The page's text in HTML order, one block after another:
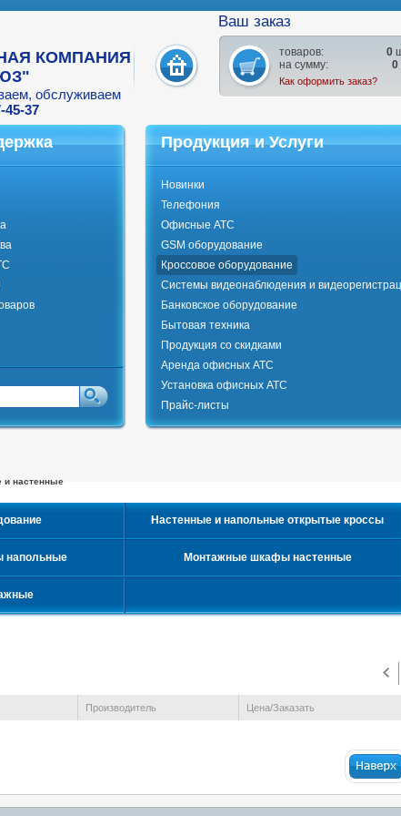
КОМПАНИЯ
обслуживаем
45-37
Ваш заказ
товаров: 0
на сумму:
0
Как оформить заказ?
Продукция и Услуги
Новинки
Телефония
Офисные АТС
GSM оборудование
Кроссовое оборудование
Системы видеонаблюдения и
Банковское оборудование
Бытовая техника
Продукция со скидками
Аренда офисных АТС
Установка офисных АТС
Прайс-листы
настенные
Настенные и напольные открытые кроссы
напольные Монтажные шкафы настенные
Производитель Цена/Заказать